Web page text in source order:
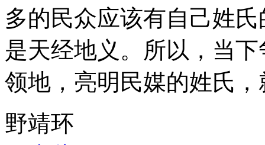
多的民众应该有自己姓
是天经地义。所以，当
领地，亮明民媒的姓氏
野靖环